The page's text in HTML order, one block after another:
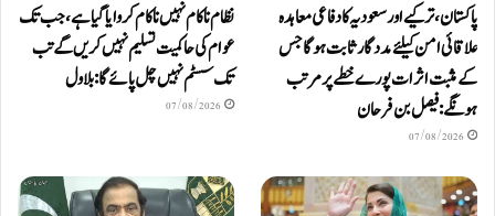
پاکستان، ترکیے اور سعودیہ کا دفاعی معاہدہ
علاقائی امن کیلئے مددگار ثابت ہوگا جس
کے مثبت اثرات پورے خطے پر مرتب
ہونگے: فیصل بن فرحان
07/08/2026
نظام ناکام نہیں ناکام کروایاگیا ہے، جب تک
عوام کی حاکمیت تسلیم نہیں کریں گے تب
تک سسٹم نہیں چل پائےگا: بلاول
07/08/2026